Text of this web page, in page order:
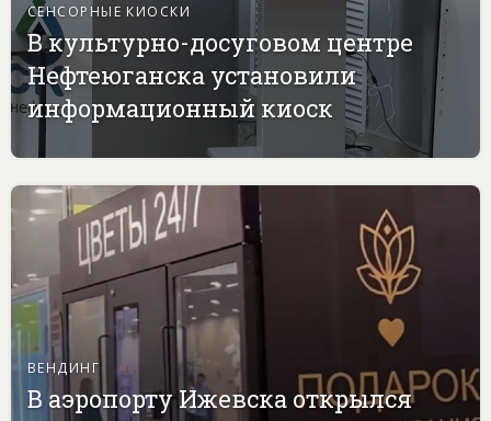
СЕНСОРНЫЕ КИОСКИ
В культурно-досуговом центре
Нефтеюганска установили
информационный киоск
ВЕНДИНГ
В аэропорту Ижевска открылся